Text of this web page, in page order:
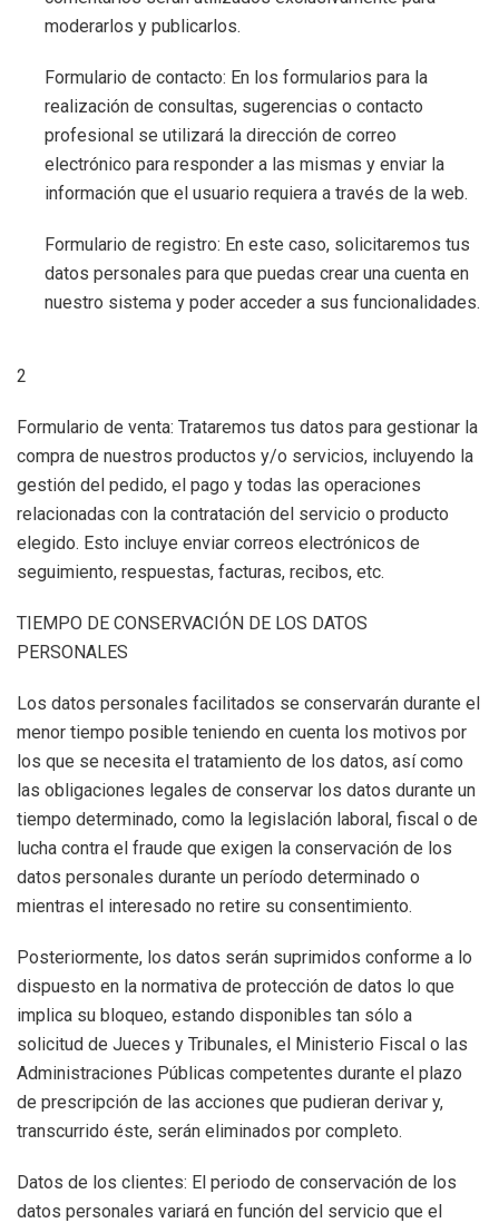
moderarlos y publicarlos.
Formulario de contacto: En los formularios para la
realización de consultas, sugerencias o contacto
profesional se utilizará la dirección de correo
electrónico para responder a las mismas y enviar la
información que el usuario requiera a través de la web.
Formulario de registro: En este caso, solicitaremos tus
datos personales para que puedas crear una cuenta en
nuestro sistema y poder acceder a sus funcionalidades.
2
Formulario de venta: Trataremos tus datos para gestionar la
compra de nuestros productos y/o servicios, incluyendo la
gestión del pedido, el pago y todas las operaciones
relacionadas con la contratación del servicio o producto
elegido. Esto incluye enviar correos electrónicos de
seguimiento, respuestas, facturas, recibos, etc.
TIEMPO DE CONSERVACIÓN DE LOS DATOS
PERSONALES
Los datos personales facilitados se conservarán durante el
menor tiempo posible teniendo en cuenta los motivos por
los que se necesita el tratamiento de los datos, así como
las obligaciones legales de conservar los datos durante un
tiempo determinado, como la legislación laboral, fiscal o de
lucha contra el fraude que exigen la conservación de los
datos personales durante un período determinado o
mientras el interesado no retire su consentimiento.
Posteriormente, los datos serán suprimidos conforme a lo
dispuesto en la normativa de protección de datos lo que
implica su bloqueo, estando disponibles tan sólo a
solicitud de Jueces y Tribunales, el Ministerio Fiscal o las
Administraciones Públicas competentes durante el plazo
de prescripción de las acciones que pudieran derivar y,
transcurrido éste, serán eliminados por completo.
Datos de los clientes: El periodo de conservación de los
datos personales variará en función del servicio que el